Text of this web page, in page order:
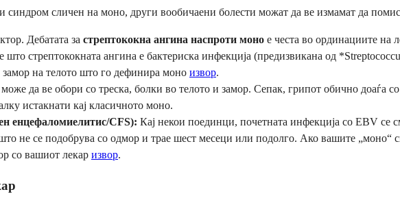
синдром сличен на моно, други вообичаени болести можат да ве измамат да
Дебатата за стрептококна ангина наспроти моно е честа во ординациите на
што стрептококната ангина е бактериска инфекција (предизвикана од
замор на телото што го дефинира моно извор.
да ве обори со треска, болки во телото и замор. Сепак, грипот обично доаѓа
истакнати кај класичното моно.
енцефаломиелитис/CFS): Кај некои поединци, почетната инфекција со EBV се
не се подобрува со одмор и трае шест месеци или подолго. Ако вашите „моно“
со вашиот лекар извор.